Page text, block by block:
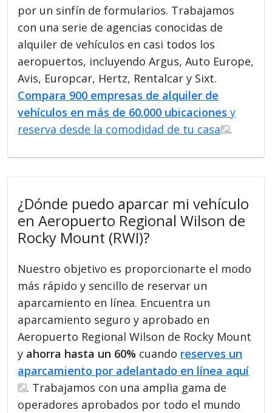
por un sinfín de formularios. Trabajamos
con una serie de agencias conocidas de
alquiler de vehículos en casi todos los
aeropuertos, incluyendo Argus, Auto Europe,
Avis, Europcar, Hertz, Rentalcar y Sixt.
Compara 900 empresas de alquiler de
vehículos en más de 60.000 ubicaciones y
reserva desde la comodidad de tu casa
.
¿Dónde puedo aparcar mi vehículo
en Aeropuerto Regional Wilson de
Rocky Mount (RWI)?
Nuestro objetivo es proporcionarte el modo
más rápido y sencillo de reservar un
aparcamiento en línea. Encuentra un
aparcamiento seguro y aprobado en
Aeropuerto Regional Wilson de Rocky Mount
y ahorra hasta un 60% cuando reserves un
aparcamiento por adelantado en línea aquí
. Trabajamos con una amplia gama de
operadores aprobados por todo el mundo